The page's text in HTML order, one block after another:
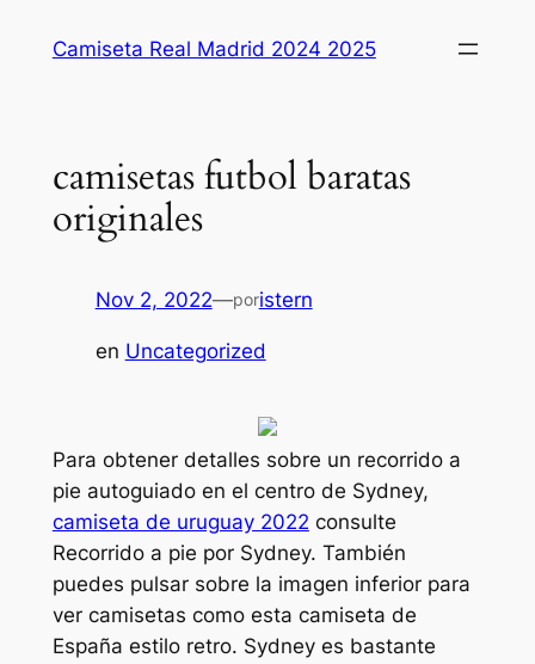
Camiseta Real Madrid 2024 2025
camisetas futbol baratas
originales
Nov 2, 2022—poristern
en Uncategorized
Para obtener detalles sobre un recorrido a
pie autoguiado en el centro de Sydney,
camiseta de uruguay 2022 consulte
Recorrido a pie por Sydney. También
puedes pulsar sobre la imagen inferior para
ver camisetas como esta camiseta de
España estilo retro. Sydney es bastante